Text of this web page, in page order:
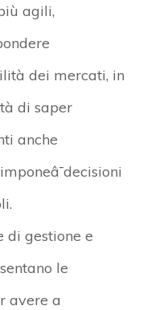
agili,
dei mercati, in
di saper
anche
di gestione e
le
avere a